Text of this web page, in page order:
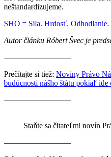
neštandardizujeme.
SHO = Sila. Hrdosť. Odhodlanie.
Autor článku Róbert Švec je
————————–
Prečítajte si tiež: Noviny Právo
budúcnosti nášho štátu pokiaľ ide
————————–
Staňte sa čitateľmi novín
————————–